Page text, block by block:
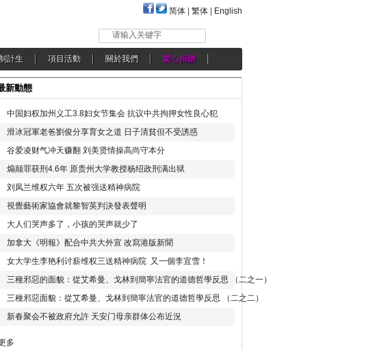
简体 繁体 English
请输入关键字
計生 項目活動 關於我們 愛心捐贈
新動態
中国妇权加州义工3.8妇女节集会 抗议中共拘押女性良心犯
滑冰冠軍老爸劉俊分享育女之道 日子清貧但不受誘惑
谷爱凌财气冲天赚翻 刘美贤情操高尚守本分
煽颠罪获刑4.6年 原贵州大学教授杨绍政刑满出狱
刘凤兰维权六年 五次被强送精神病院
視覺藝術家協會就黎智英判決發表聲明
大人们哭声多了，小孩的哭声就少了
加拿大《明報》配合中共大外宣 改寫港版新聞
女大学生李艳利讨薪维权三送精神病院 又一個李宜雪！
三種邪惡的面貌：從艾希曼、戈林到簡寧法官的道德哲學反思 （二之一）
三種邪惡面貌：從艾希曼、戈林到簡寧法官的道德哲學反思 （二之二）
新春聚会不被政府允許 天安门母亲群体公布近況
多